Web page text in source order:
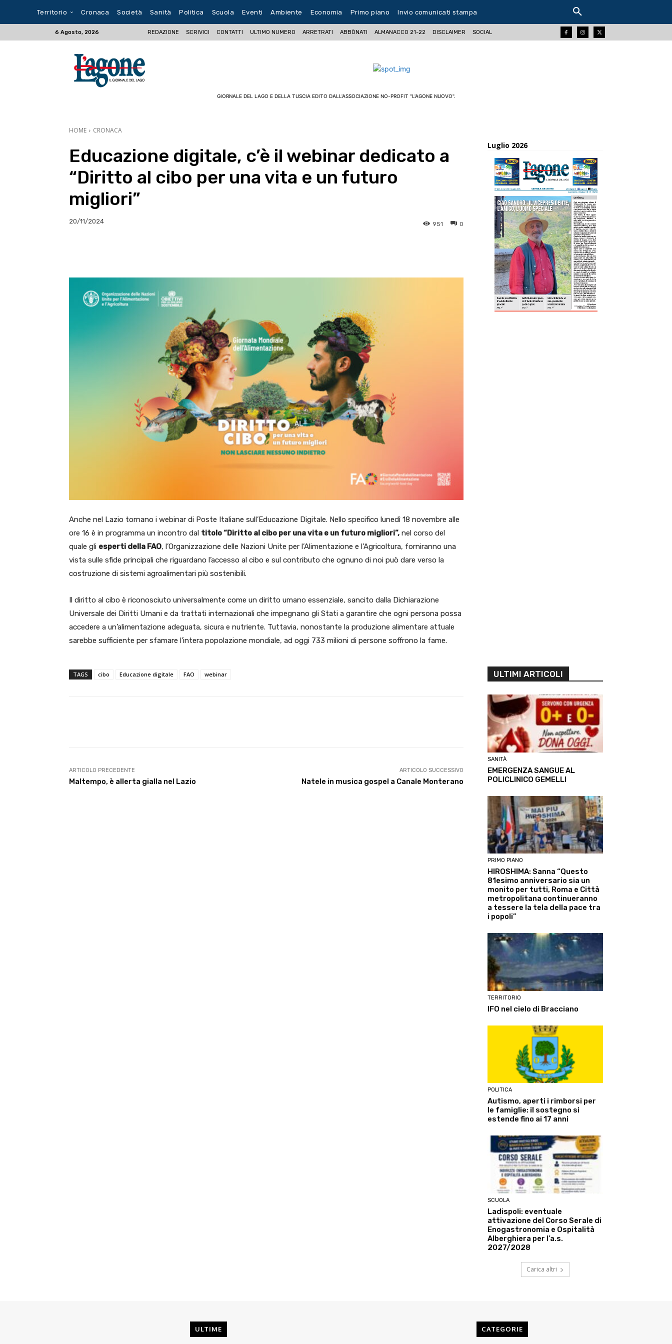
Territorio Cronaca Società Sanità Politica Scuola Eventi Ambiente Economia Primo piano Invio comunicati stampa
6 Agosto, 2026 REDAZIONE SCRIVICI CONTATTI ULTIMO NUMERO ARRETRATI ABBÒNATI ALMANACCO 21-22 DISCLAIMER SOCIAL
GIORNALE DEL LAGO E DELLA TUSCIA EDITO DALL'ASSOCIAZIONE NO-PROFIT "L'AGONE NUOVO".
HOME CRONACA
Educazione digitale, c’è il webinar dedicato a
“Diritto al cibo per una vita e un futuro
migliori”
20/11/2024 0
951
Tumblr Telegram
Anche nel Lazio tornano i webinar di Poste Italiane sull’Educazione Digitale. Nello specifico lunedì 18 novembre alle
ore 16 è in programma un incontro dal titolo “Diritto al cibo per una vita e un futuro migliori”, nel corso del
quale gli esperti della FAO, l’Organizzazione delle Nazioni Unite per l’Alimentazione e l’Agricoltura, forniranno una
vista sulle sfide principali che riguardano l’accesso al cibo e sul contributo che ognuno di noi può dare verso la
costruzione di sistemi agroalimentari più sostenibili.
Il diritto al cibo è riconosciuto universalmente come un diritto umano essenziale, sancito dalla Dichiarazione
Universale dei Diritti Umani e da trattati internazionali che impegnano gli Stati a garantire che ogni persona possa
accedere a un’alimentazione adeguata, sicura e nutriente. Tuttavia, nonostante la produzione alimentare attuale
sarebbe sufficiente per sfamare l’intera popolazione mondiale, ad oggi 733 milioni di persone soffrono la fame.
TAGS cibo Educazione digitale FAO webinar
Linkedin ReddIt
ARTICOLO PRECEDENTE
Maltempo, è allerta gialla nel Lazio
ARTICOLO SUCCESSIVO
Natele in musica gospel a Canale Monterano
Luglio 2026
ULTIMI ARTICOLI
SANITÀ
EMERGENZA SANGUE AL
POLICLINICO GEMELLI
PRIMO PIANO
HIROSHIMA: Sanna “Questo
81esimo anniversario sia un
monito per tutti, Roma e Città
metropolitana continueranno
a tessere la tela della pace tra
i popoli”
TERRITORIO
IFO nel cielo di Bracciano
POLITICA
Autismo, aperti i rimborsi per
le famiglie: il sostegno si
estende fino ai 17 anni
SCUOLA
Ladispoli: eventuale
attivazione del Corso Serale di
Enogastronomia e Ospitalità
Alberghiera per l’a.s.
2027/2028
Carica altri
ULTIME CATEGORIE